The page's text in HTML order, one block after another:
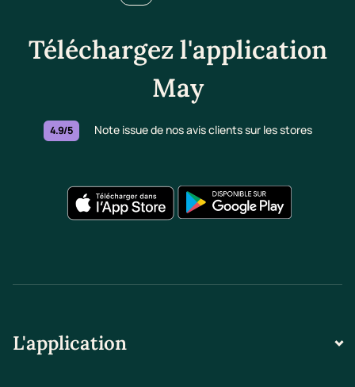
Téléchargez l'application
May
4.9/5 Note issue de nos avis clients sur les stores
L'application